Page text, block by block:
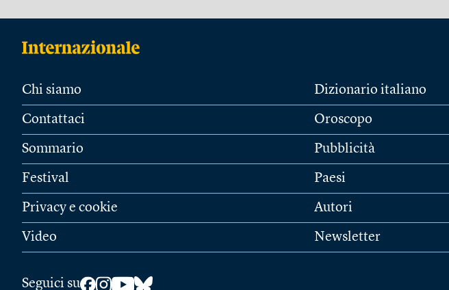
Chi siamo
Contattaci
Sommario
Festival
Privacy e cookie
Video
Dizionario italiano
Oroscopo
Pubblicità
Paesi
Autori
Newsletter
Seguici su